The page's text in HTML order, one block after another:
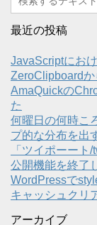
最近の投稿
JavaScriptにお
ZeroClipboard
AmaQuickの
た
何曜日の何時こ
プ的な分布を出
「ツイポーー
公開機能を終了
WordPressで
キャッシュクリ
アーカイブ